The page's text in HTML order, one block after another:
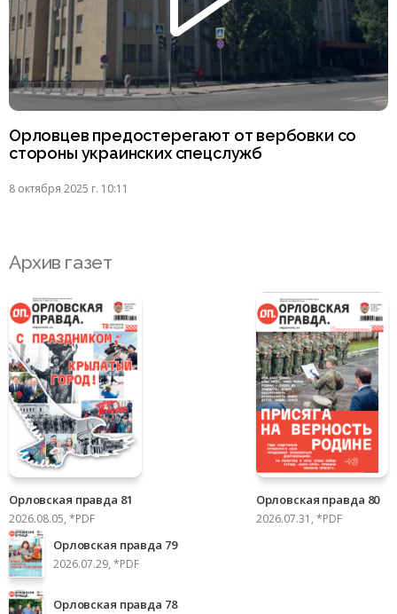
Орловцев предостерегают от вербовки со
стороны украинских спецслужб
8 октября 2025 г. 10:11
Архив газет
Орловская правда 81
2026.08.05, *PDF
Орловская правда 80
2026.07.31, *PDF
Орловская правда 79
2026.07.29, *PDF
Орловская правда 78